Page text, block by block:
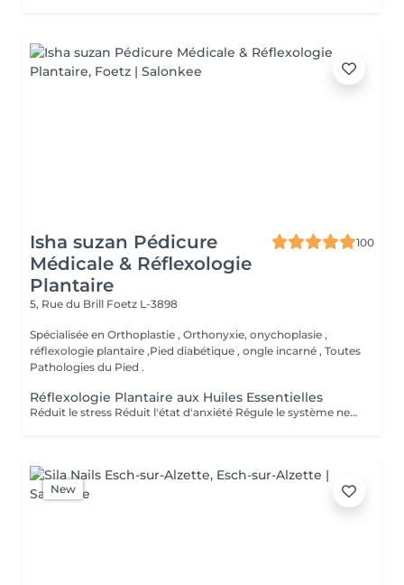
Isha suzan Pédicure
Médicale & Réflexologie
Plantaire
100
5, Rue du Brill Foetz L-3898
Spécialisée en Orthoplastie , Orthonyxie, onychoplasie ,
réflexologie plantaire ,Pied diabétique , ongle incarné , Toutes
Pathologies du Pied .
Réflexologie Plantaire aux Huiles Essentielles
Réduit le stress Réduit l'état d'anxiété Régule le système nerveux et hormonal Soulagé les tensions Soulagé la douleur Active la circulation sanguine et lymphatique Aide à la récupération post opératoire Revitalisé les énergies Aide à l'élimination des toxines, toxiques et cristaux d'acide urique Favorise la relaxation général Améliorer la qualité du sommeil Améliorer le système immunitaire
New